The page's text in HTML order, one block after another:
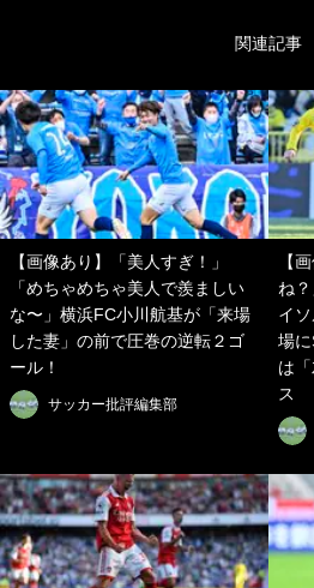
関連記事
【画像あり】「美人すぎ！」
「めちゃめちゃ美人で羨ましい
な〜」横浜FC小川航基が「来場
した妻」の前で圧巻の逆転２ゴ
ール！
サッカー批評編集部
【
ね
イ
場
は
ス